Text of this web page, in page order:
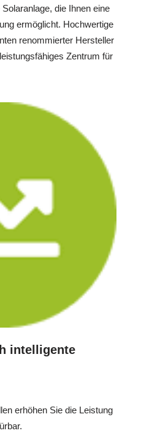
die Ihnen eine
ermöglicht. Hochwertige
renommierter Hersteller
Zentrum für
intelligente
erhöhen Sie die Leistung